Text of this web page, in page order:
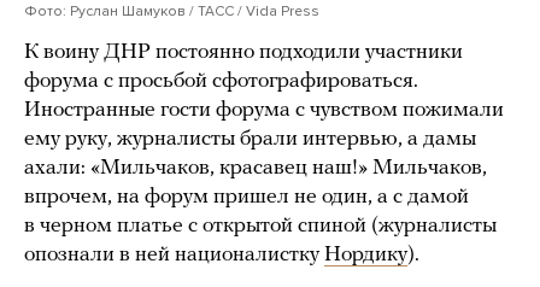
Фото: Руслан Шамуков / ТАСС / Vida Press
К воину ДНР постоянно подходили участники
форума с просьбой сфотографироваться.
Иностранные гости форума с чувством пожимали
ему руку, журналисты брали интервью, а дамы
ахали: «Мильчаков, красавец наш!» Мильчаков,
впрочем, на форум пришел не один, а с дамой
в черном платье с открытой спиной (журналисты
опознали в ней националисткуНордику).